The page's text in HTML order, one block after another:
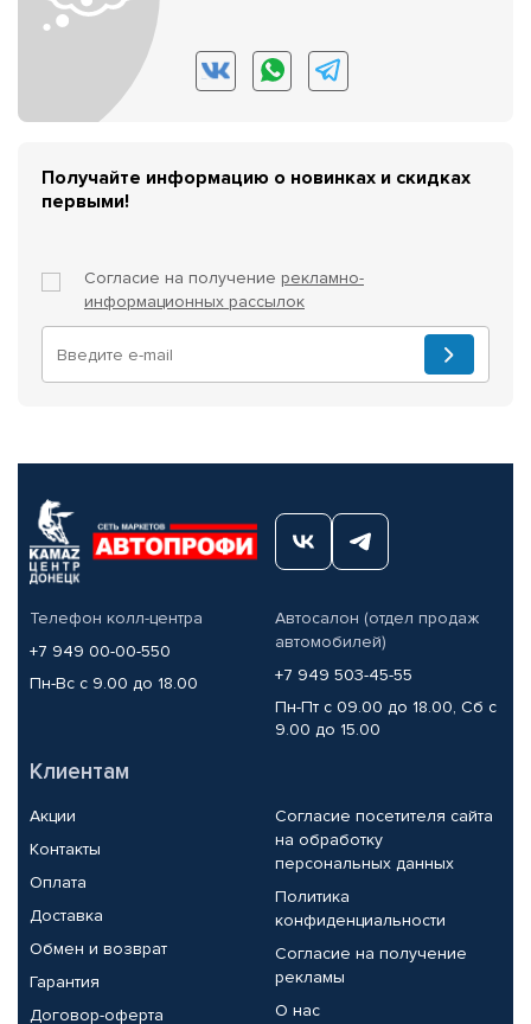
Получайте информацию о новинках и скидках
первыми!
Согласие на получение рекламно-
информационных рассылок
Телефон колл-центра
+7 949 00-00-550
Пн-Вс с 9.00 до 18.00
Автосалон (отдел продаж
автомобилей)
+7 949 503-45-55
Пн-Пт с 09.00 до 18.00, Сб с
9.00 до 15.00
Клиентам
Акции
Контакты
Оплата
Доставка
Обмен и возврат
Гарантия
Договор-оферта
Согласие посетителя сайта
на обработку
персональных данных
Политика
конфиденциальности
Согласие на получение
рекламы
О нас